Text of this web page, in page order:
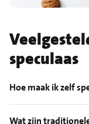
speculaas
Hoe maak ik zelf
Wat zijn